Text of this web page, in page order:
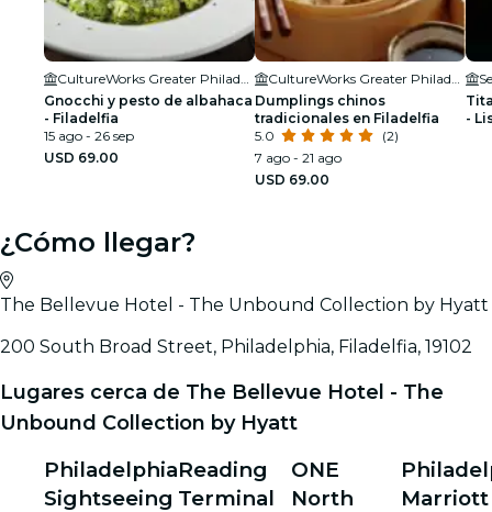
Gnocchi y pesto de albahaca
- Filadelfia
15 ago - 26 sep
USD 69.00
Dumplings chinos
tradicionales en Filadelfia
5.0
(2)
7 ago - 21 ago
USD 69.00
-
¿Cómo llegar?
The Bellevue Hotel - The Unbound Collection by Hyatt
200 South Broad Street, Philadelphia, Filadelfia, 19102
Lugares cerca de The Bellevue Hotel - The
Unbound Collection by Hyatt
Philadelphia
Sightseeing
Reading
Terminal
ONE
North
Marriott